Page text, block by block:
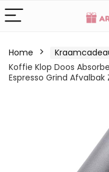
Home
Koffie Klop Doos
Espresso Grind Afvalbak